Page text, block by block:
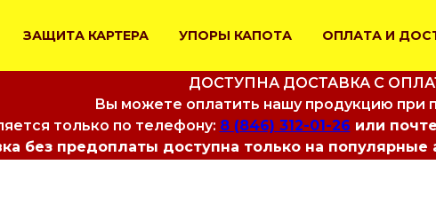
ЗАЩИТА КАРТЕРА УПОРЫ КАПОТА ОПЛАТА И
ДОСТУПНА ДОСТАВКА С
Вы можете оплатить нашу продукцию при
только по телефону: 8 (846) 312-01-26 или почте
без предоплаты доступна только на популярные